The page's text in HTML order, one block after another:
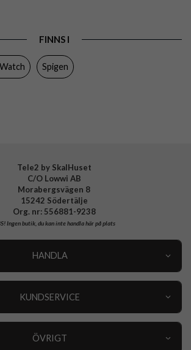
FINNS I
Spigen
Tele2 by SkalHuset
C/O Lowwi AB
Morabergsvägen 8
15242 Södertälje
Org. nr: 556881-9238
Ingen butik, du kan inte handla här på plats
HANDLA
KUNDSERVICE
ÖVRIGT